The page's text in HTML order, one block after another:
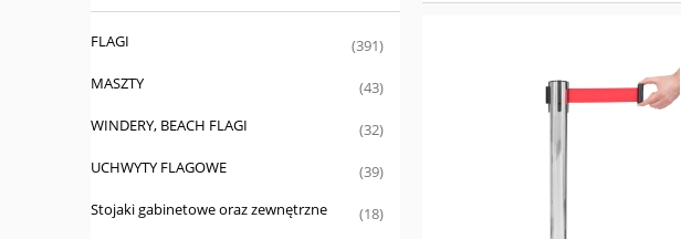
FLAGI (391)
MASZTY (43)
WINDERY, BEACH FLAGI (32)
UCHWYTY FLAGOWE (39)
Stojaki gabinetowe oraz zewnętrzne (18)